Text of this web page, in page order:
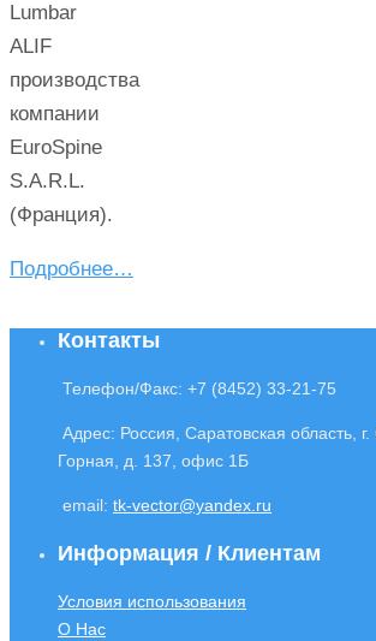
Lumbar
ALIF
производства
компании
EuroSpine
S.A.R.L.
(Франция).
Подробнее…
Контакты
Телефон/Факс: +7 (8452) 33-21-75
Адрес: Россия, Саратовская область,
Горная, д. 137, офис 1Б
email: t‌k-vector@‍yandex.ru
Информация / Клиентам
Условия использования
О Нас